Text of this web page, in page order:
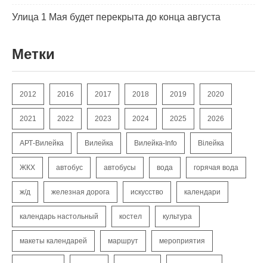
Улица 1 Мая будет перекрыта до конца августа
Метки
2012 2016 2017 2018 2019 2020
2021 2022 2023 2024 2025 2026
АРТ-Вилейка Вилейка Вилейка-Info Вілейка
ЖКХ автобус автобусы вода горячая вода
ж/д железная дорога искусство календари
календарь настольный костел культура
макеты календарей маршрут мероприятия